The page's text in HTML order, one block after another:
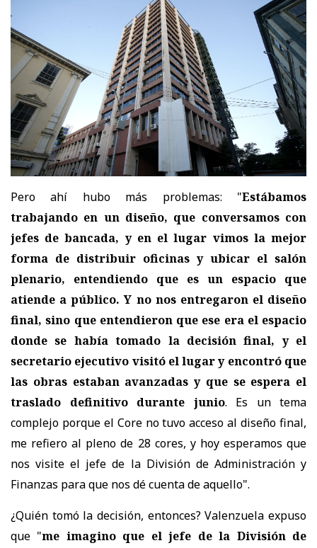
Pero ahí hubo más problemas: "Estábamos
trabajando en un diseño, que conversamos con
jefes de bancada, y en el lugar vimos la mejor
forma de distribuir oficinas y ubicar el salón
plenario, entendiendo que es un espacio que
atiende a público. Y no nos entregaron el diseño
final, sino que entendieron que ese era el espacio
donde se había tomado la decisión final, y el
secretario ejecutivo visitó el lugar y encontró que
las obras estaban avanzadas y que se espera el
traslado definitivo durante junio. Es un tema
complejo porque el Core no tuvo acceso al diseño final,
me refiero al pleno de 28 cores, y hoy esperamos que
nos visite el jefe de la División de Administración y
Finanzas para que nos dé cuenta de aquello".
¿Quién tomó la decisión, entonces? Valenzuela expuso
que "me imagino que el jefe de la División de